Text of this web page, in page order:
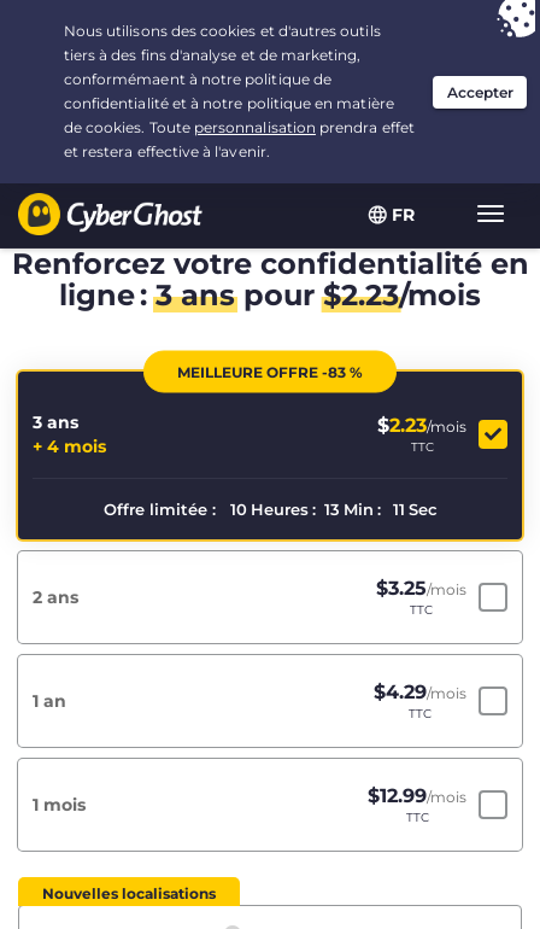
FR
Vous avez opté pour :L'offre la plus avantageuse
3.3333333333333 ans à $2.23/mois
Renforcez votre confidentialité en
ligne :3 anspour$2.23/mois
MEILLEURE OFFRE -83 %
3 ans
+ 4 mois
$2.23/mois
TTC
Offre limitée : 10 Heures : 13 Min : 11 Sec
2 ans $3.25/mois
TTC
1 an $4.29/mois
TTC
1 mois $12.99/mois
TTC
Nouvelles localisations